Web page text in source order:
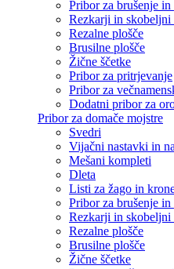
Pribor za brušenje
Rezkarji in skobeljni
Rezalne plošče
Brusilne plošče
Žične ščetke
Pribor za pritrjevanje
Pribor za
Dodatni pribor za
Pribor za domače mojstre
Svedri
Vijačni nastavki in
Mešani kompleti
Dleta
Listi za žago in
Pribor za brušenje
Rezkarji in skobeljni
Rezalne plošče
Brusilne plošče
Žične ščetke